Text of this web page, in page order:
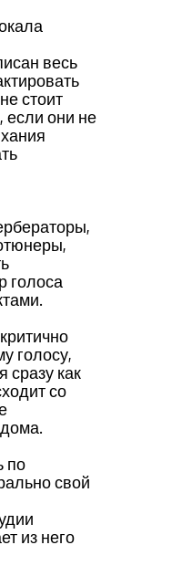
весь
стоит
если они не
голоса
голосу,
сразу как
со
по
свой
из него